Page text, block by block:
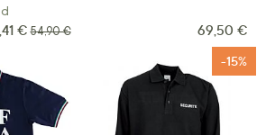
€ Prix normal
54,90 € 69,50 €
-15%